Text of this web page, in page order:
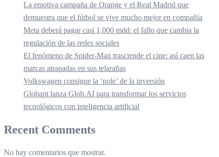
La emotiva campaña de Orange y el Real Madrid que
demuestra que el fútbol se vive mucho mejor en compañía
Meta deberá pagar casi 1,000 mdd: el fallo que cambia la
regulación de las redes sociales
El fenómeno de Spider-Man trasciende el cine: así caen las
marcas atrapadas en sus telarañas
Volkswagen consigue la ‘pole’ de la inversión
Globant lanza Glob.AI para transformar los servicios
tecnológicos con inteligencia artificial
Recent Comments
No hay comentarios que mostrar.